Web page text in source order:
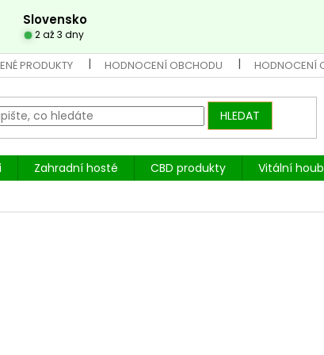
Slovensko
2 až 3 dny
PRODUKTY HODNOCENÍ OBCHODU HODNOCENÍ
HLEDAT
Zahradní hosté CBD produkty Vitální